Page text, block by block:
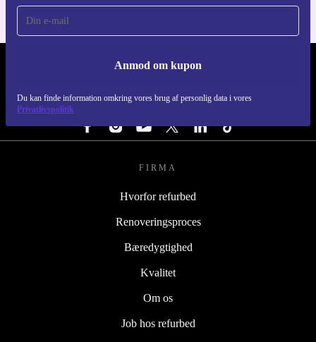
Anmod om kupon
Du kan finde information omkring vores brug af personlig data i vores
Privatlivspolitik
REFURBED DANMARK - RETHINK NEW.
FØLG OS
FIRMA
Hvorfor refurbed
Renoveringsproces
Bæredygtighed
Kvalitet
Om os
Job hos refurbed